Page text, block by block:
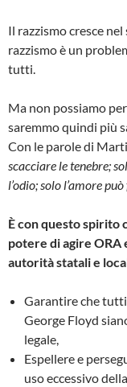
Il razzismo cresce
razzismo è un
tutti.
Ma non possiamo
saremmo quindi più
Con le parole di
scacciare le tenebre;
l’odio; solo l’amore
È con questo spirito
potere di agire ORA
autorità statali e
Garantire che
George Floyd
legale,
Espellere e
uso eccessivo